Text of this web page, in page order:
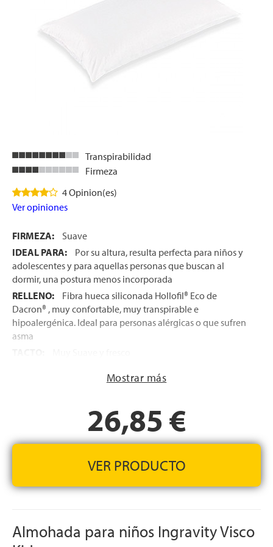
Transpirabilidad
Firmeza
4 Opinion(es)
Ver opiniones
FIRMEZA:
Suave
IDEAL PARA:
Por su altura, resulta perfecta para niños y
adolescentes y para aquellas personas que buscan al
dormir, una postura menos incorporada
RELLENO:
Fibra hueca siliconada Hollofil® Eco de
Dacron® , muy confortable, muy transpirable e
hipoalergénica. Ideal para personas alérgicas o que sufren
asma
desenfundable, la funda puede lavarse en lavadora (hasta
Funda fabricada en 100% algodón
FABRICACIÓN ESPAÑOLA
Mostrar más
26,85 €
VER PRODUCTO
Almohada para niños Ingravity Visco